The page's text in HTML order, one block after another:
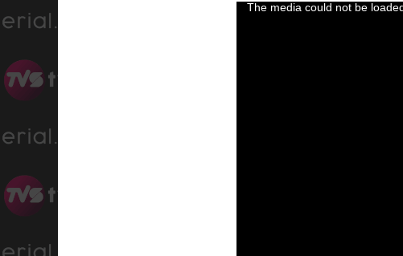
The media could not be